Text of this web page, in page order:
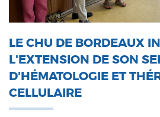
LE CHU DE BORDEAUX
L'EXTENSION DE SON
D'HÉMATOLOGIE ET
CELLULAIRE